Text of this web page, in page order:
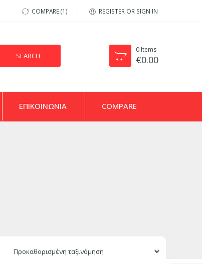
COMPARE 1 REGISTER OR SIGN IN
0 Items
€0.00
ΕΠΙΚΟΙΝΩΝΙΑ COMPARE